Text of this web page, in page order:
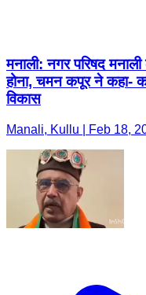
मनाली: नगर परिषद मनाली
होना, चमन कपूर ने कहा-
विकास
Manali, Kullu | Feb 18,